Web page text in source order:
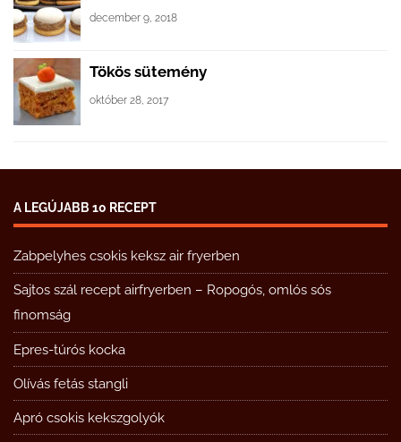
december 9, 2018
Tökös sütemény
október 28, 2017
A LEGÚJABB 10 RECEPT
Zabpelyhes csokis keksz air fryerben
Sajtos szál recept airfryerben – Ropogós, omlós sós
finomság
Epres-túrós kocka
Olívás fetás stangli
Apró csokis kekszgolyók